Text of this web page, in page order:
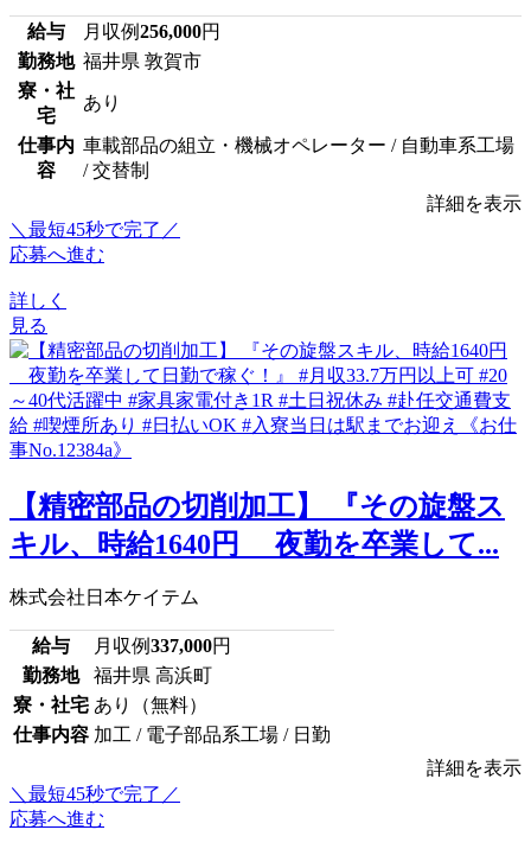
給与 月収例256,000円
勤務地 福井県 敦賀市
寮・社
宅
あり
仕事内
容
車載部品の組立・機械オペレーター / 自動車系工場
/ 交替制
詳細を表示
＼最短45秒で完了／
応募へ進む
詳しく
見る
【精密部品の切削加工】 『その旋盤ス
キル、時給1640円 夜勤を卒業して...
株式会社日本ケイテム
給与 月収例337,000円
勤務地
福井県 高浜町
寮・社宅 あり（無料）
仕事内容 加工 / 電子部品系工場 / 日勤
詳細を表示
＼最短45秒で完了／
応募へ進む